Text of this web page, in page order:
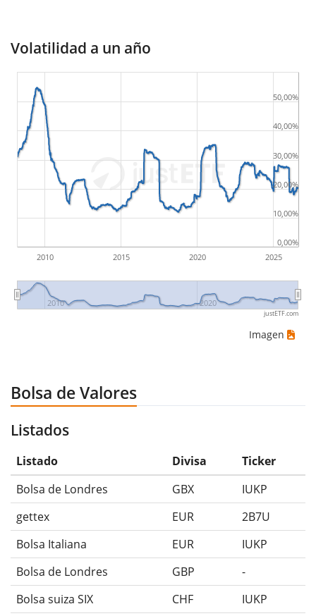
Volatilidad a un año
2010 2015 2020 2025
2010 2020
0,00%
10,00%
20,00%
30,00%
40,00%
50,00%
justETF.com
Imagen
Bolsa de Valores
Listados
Listado Divisa
Ticker
Bolsa de Londres
GBX
IUKP
gettex
EUR
2B7U
Bolsa Italiana
EUR
IUKP
Bolsa de Londres
GBP
-
Bolsa suiza SIX
CHF IUKP